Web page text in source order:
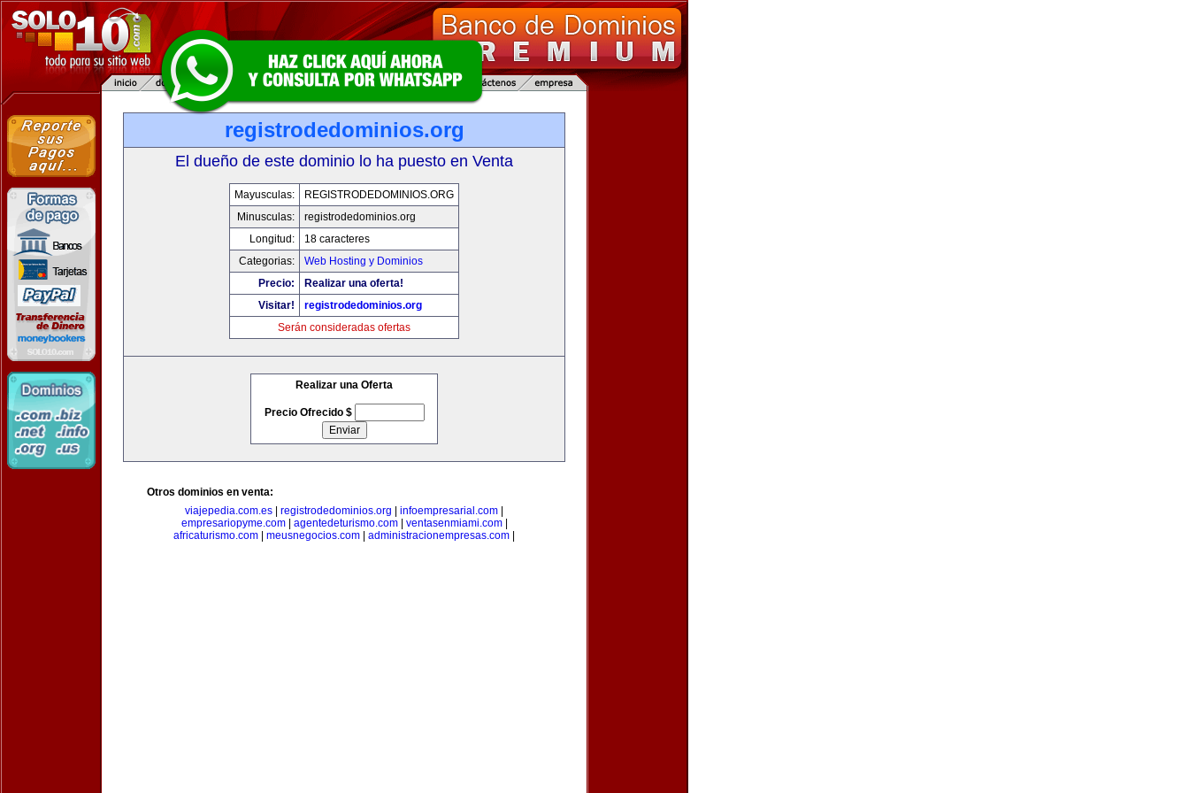
registrodedominios.org
El dueño de este dominio lo ha puesto en Venta
Mayusculas:
REGISTRODEDOMINIOS.ORG
Minusculas:
registrodedominios.org
Longitud:
18 caracteres
Categorias:
Web Hosting y Dominios
Precio:
Realizar una oferta!
Visitar!
registrodedominios.org
Serán consideradas ofertas
Realizar una Oferta
Precio Ofrecido $
Otros dominios en venta:
viajepedia.com.es
registrodedominios.org infoempresarial.com
empresariopyme.com| agentedeturismo.com| ventasenmiami.com|
africaturismo.com
meusnegocios.com administracionempresas.com